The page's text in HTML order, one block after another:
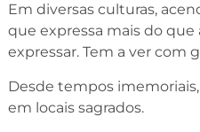
Em diversas culturas,
que expressa mais do que
expressar. Tem a ver com
Desde tempos
em locais sagrados.